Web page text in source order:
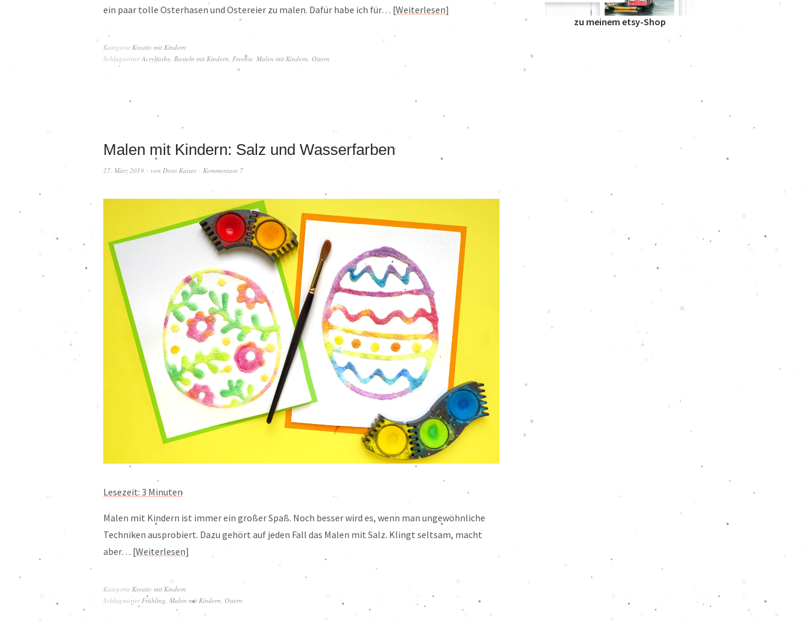
ein paar tolle Osterhasen und Ostereier zu malen. Dafür habe ich für… Weiterlesen
Kategorie Kreativ mit Kindern
SchlagwörterAcrylfarbe, Basteln mit Kindern, Freebie, Malen mit Kindern, Ostern
Malen mit Kindern: Salz und Wasserfarben
27. März 2019 von Doro Kaiser Kommentare 7
Lesezeit: 3 Minuten
Malen mit Kindern ist immer ein großer Spaß. Noch besser wird es, wenn man ungewöhnliche
Techniken ausprobiert. Dazu gehört auf jeden Fall das Malen mit Salz. Klingt seltsam, macht
aber… Weiterlesen
Kategorie Kreativ mit Kindern
Schlagwörter Frühling Malen mit Kindern Ostern
zu meinem etsy-Shop